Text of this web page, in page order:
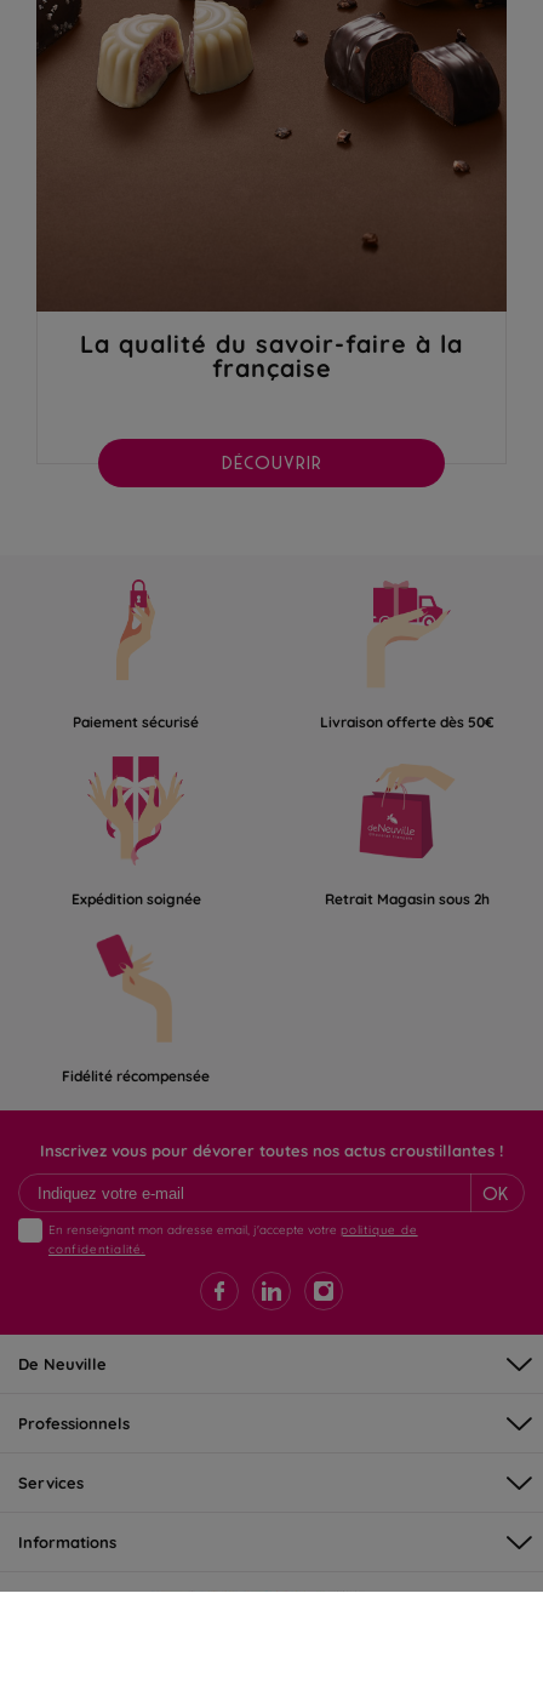
La qualité du savoir-faire à la
française
DÉCOUVRIR
Paiement sécurisé Livraison offerte dès 50€
Expédition soignée Retrait Magasin sous 2h
Fidélité récompensée
Inscrivez vous pour dévorer toutes nos actus croustillantes !
OK
En renseignant mon adresse email, j'accepte votre politique de
confidentialité.
De Neuville
Professionnels
Services
Informations